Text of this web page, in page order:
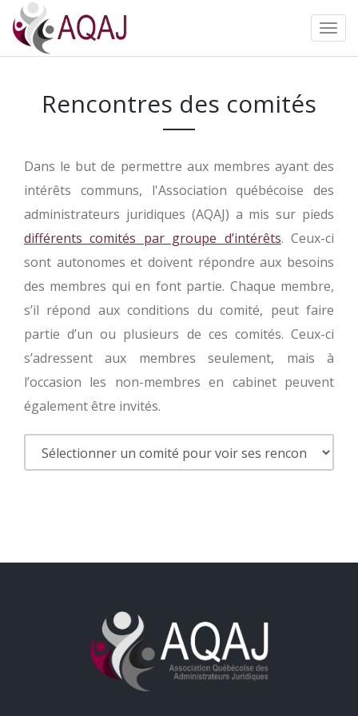
Rencontres des comités
Dans le but de permettre aux membres ayant des
intérêts communs, l'Association québécoise des
administrateurs juridiques (AQAJ) a mis sur pieds
différents comités par groupe d’intérêts. Ceux-ci
sont autonomes et doivent répondre aux besoins
des membres qui en font partie. Chaque membre,
s’il répond aux conditions du comité, peut faire
partie d’un ou plusieurs de ces comités. Ceux-ci
s’adressent aux membres seulement, mais à
l’occasion les non-membres en cabinet peuvent
également être invités.